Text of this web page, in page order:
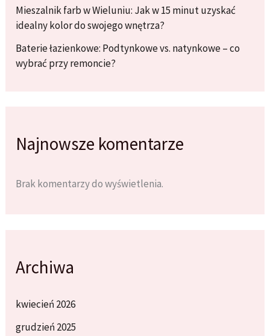
Mieszalnik farb w Wieluniu: Jak w 15 minut uzyskać
idealny kolor do swojego wnętrza?
Baterie łazienkowe: Podtynkowe vs. natynkowe – co
wybrać przy remoncie?
Najnowsze komentarze
Brak komentarzy do wyświetlenia.
Archiwa
kwiecień 2026
grudzień 2025